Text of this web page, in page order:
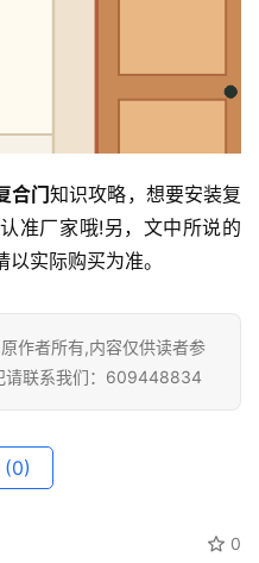
合门知识攻略，想要安装复
准厂家哦!另，文中所说的
实际购买为准。
作者所有,内容仅供读者参
请联系我们：609448834
(0)
0